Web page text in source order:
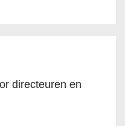
directeuren en